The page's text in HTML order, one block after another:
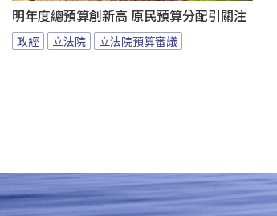
明年度總預算創新高 原民預算分配引關注
政經 立法院 立法院預算審議